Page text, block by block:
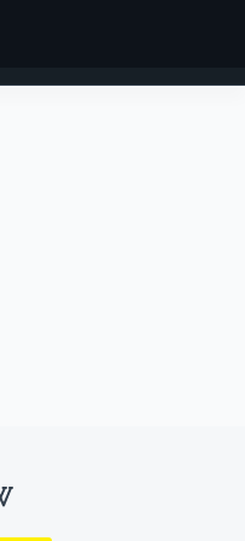
INICIAR SESIÓN